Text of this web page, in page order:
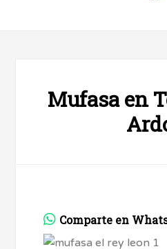
Mufasa en
Comparte en